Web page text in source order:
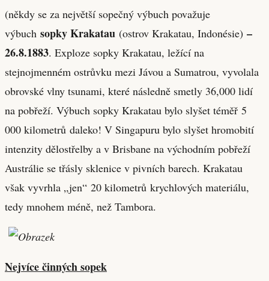
(někdy se za největší sopečný výbuch považuje
výbuch sopky Krakatau (ostrov Krakatau, Indonésie) –
26.8.1883. Exploze sopky Krakatau, ležící na
stejnojmenném ostrůvku mezi Jávou a Sumatrou, vyvolala
obrovské vlny tsunami, které následně smetly 36,000 lidí
na pobřeží. Výbuch sopky Krakatau bylo slyšet téměř 5
000 kilometrů daleko! V Singapuru bylo slyšet hromobití
intenzity dělostřelby a v Brisbane na východním pobřeží
Austrálie se třásly sklenice v pivních barech. Krakatau
však vyvrhla „jen“ 20 kilometrů krychlových materiálu,
tedy mnohem méně, než Tambora.
Nejvíce činných sopek